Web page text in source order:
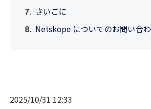
さいごに
Netskope についてのお問い合
2025/10/31 12:33